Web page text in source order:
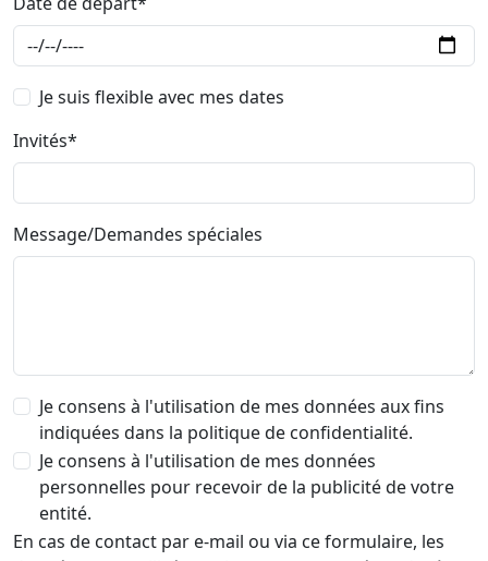
Je suis flexible avec mes dates
Invités*
Message/Demandes spéciales
Je consens à l'utilisation de mes données aux fins
indiquées dans la politique de confidentialité.
Je consens à l'utilisation de mes données
personnelles pour recevoir de la publicité de votre
entité.
En cas de contact par e-mail ou via ce formulaire, les